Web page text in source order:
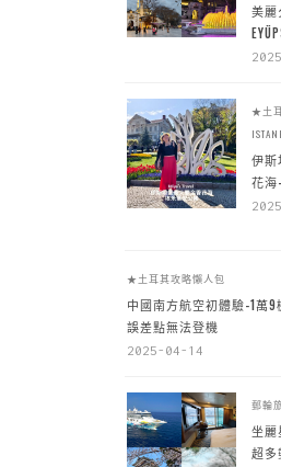
美麗
★土
伊斯
花海
★土耳其攻略懶人包
中國南方航空初體驗-1萬9
誤差點無法登機
2025-04-14
郵輪
坐麗
超多